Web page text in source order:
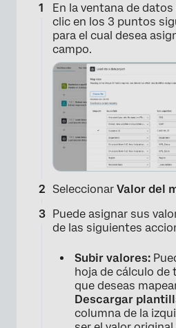
En la ventana de
clic en los 3 puntos
para el cual desea
campo.
Seleccionar Valor del
Puede asignar sus
de las siguientes
Subir valores:
hoja de cálculo de
que deseas
Descargar
columna de la